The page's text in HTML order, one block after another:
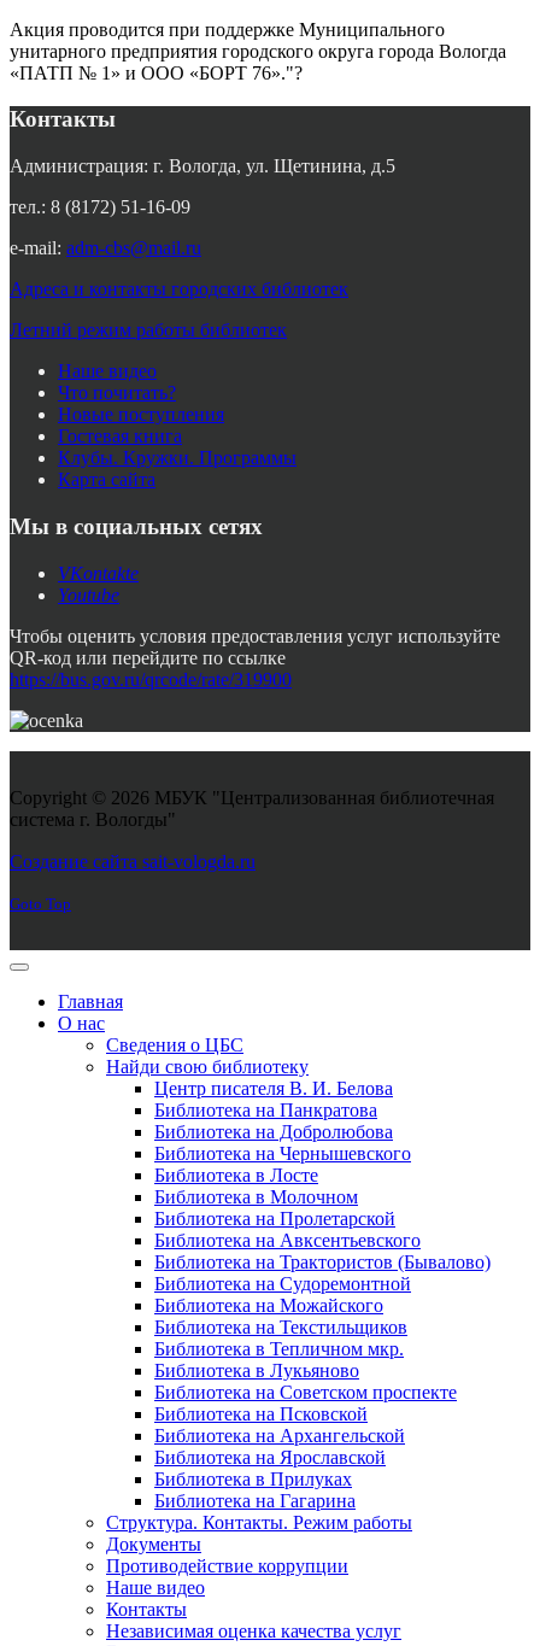
Акция проводится при поддержке Муниципального
унитарного предприятия городского округа города Вологда
«ПАТП № 1» и ООО «БОРТ 76»."?
Контакты
Администрация: г. Вологда, ул. Щетинина, д.5
тел.: 8 (8172) 51-16-09
e-mail: adm-cbs@mail.ru
Адреса и контакты городских библиотек
Летний режим работы библиотек
Наше видео
Что почитать?
Новые поступления
Гостевая книга
Клубы. Кружки. Программы
Карта сайта
Мы в социальных сетях
VKontakte
Youtube
Чтобы оценить условия предоставления услуг используйте
QR-код или перейдите по ссылке
https://bus.gov.ru/qrcode/rate/319900
Copyright © 2026 МБУК "Централизованная библиотечная
система г. Вологды"
Создание сайта sait-vologda.ru
Goto Top
Главная
О нас
Сведения о ЦБС
Найди свою библиотеку
Центр писателя В. И. Белова
Библиотека на Панкратова
Библиотека на Добролюбова
Библиотека на Чернышевского
Библиотека в Лосте
Библиотека в Молочном
Библиотека на Пролетарской
Библиотека на Авксентьевского
Библиотека на Трактористов (Бывалово)
Библиотека на Судоремонтной
Библиотека на Можайского
Библиотека на Текстильщиков
Библиотека в Тепличном мкр.
Библиотека в Лукьяново
Библиотека на Советском проспекте
Библиотека на Псковской
Библиотека на Архангельской
Библиотека на Ярославской
Библиотека в Прилуках
Библиотека на Гагарина
Структура. Контакты. Режим работы
Документы
Противодействие коррупции
Наше видео
Контакты
Независимая оценка качества услуг